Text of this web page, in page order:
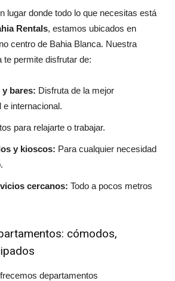
lugar donde todo lo que necesitas está
Rentals, estamos ubicados en
centro de Bahia Blanca. Nuestra
te permite disfrutar de:
y bares: Disfruta de la mejor
internacional.
para relajarte o trabajar.
y kioscos: Para cualquier necesidad
cercanos: Todo a pocos metros
cómodos,
departamentos